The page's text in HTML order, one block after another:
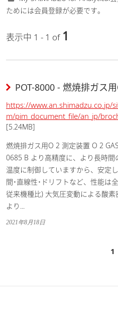
ためには会員登録が必要です。
表示中 1 - 1 of 1
POT-8000 - 燃焼排ガス
https://www.an.shimadzu.co.jp/
m/pim_document_file/an_jp/
[5.24MB]
燃焼排ガス用O 2 測定装置 O 2 GAS ANALYZER POT-8000 C 391-
0685 B より高精度に、より長時
温度に制御していますから、安定
間･直線性･ドリフトなど、性能は
従来機種比) 大気圧変動による酸
より...
2021年8月18日
1